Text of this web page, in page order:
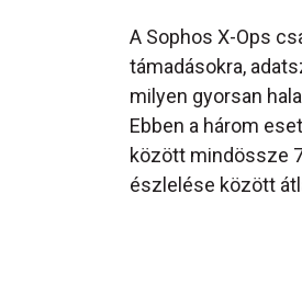
A Sophos X-Ops
támadásokra,
milyen gyorsan
Ebben a három
között mindössze
észlelése között